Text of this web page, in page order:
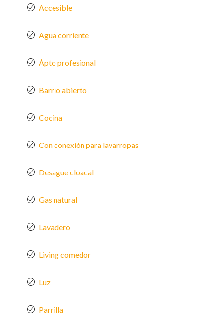
Accesible
Agua corriente
Ápto profesional
Barrio abierto
Cocina
Con conexión para lavarropas
Desague cloacal
Gas natural
Lavadero
Living comedor
Luz
Parrilla